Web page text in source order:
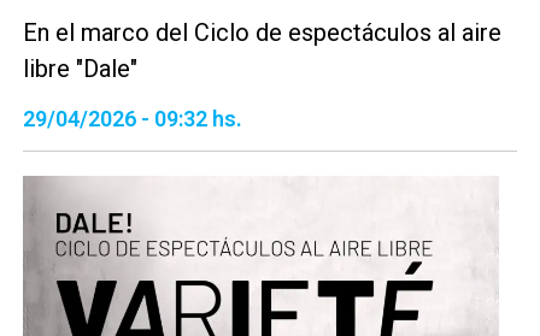
En el marco del Ciclo de espectáculos al aire
libre "Dale"
29/04/2026 - 09:32 hs.